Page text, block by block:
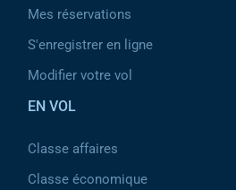
Mes réservations
S'enregistrer en ligne
Modifier votre vol
EN VOL
Classe affaires
Classe économique